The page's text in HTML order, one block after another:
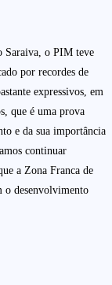
Saraiva, o PIM teve
por recordes de
expressivos, em
que é uma prova
e da sua importância
continuar
a Zona Franca de
o desenvolvimento